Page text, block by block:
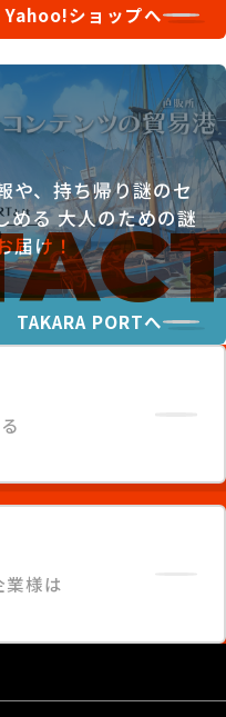
Yahoo!ショップへ
や、持ち帰り謎のセ
める大人のための謎
届け！
TAKARA PORTへ
業様は